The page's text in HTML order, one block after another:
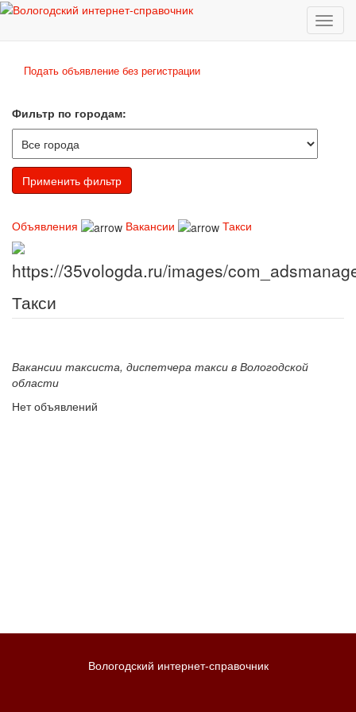
Подать объявление без регистрации
Фильтр по городам:
Объявления Вакансии Такси
Такси
Вакансии таксиста, диспетчера такси в Вологодской
области
Нет объявлений
Вологодский интернет-справочник